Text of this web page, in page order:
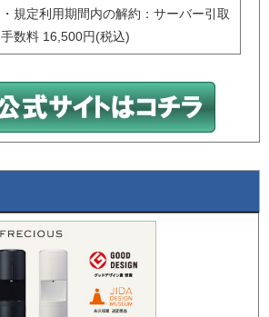
・規定利用期間内の解約：サーバー引取
手数料 16,500円(税込)